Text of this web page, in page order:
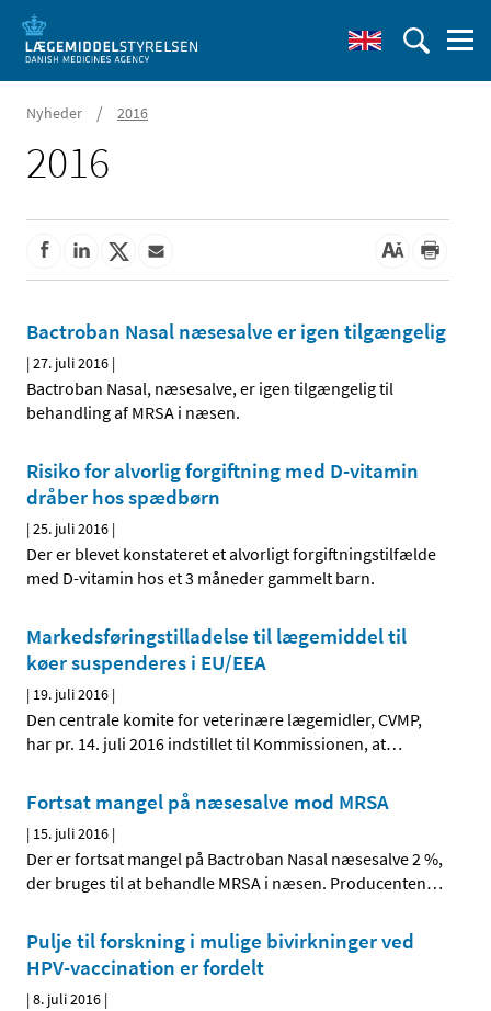
Nyheder / 2016
2016
Bactroban Nasal næsesalve er igen tilgængelig
|27. juli 2016 |
Bactroban Nasal, næsesalve, er igen tilgængelig til
behandling af MRSA i næsen.
Risiko for alvorlig forgiftning med D-vitamin
dråber hos spædbørn
|25. juli 2016 |
Der er blevet konstateret et alvorligt forgiftningstilfælde
med D-vitamin hos et 3 måneder gammelt barn.
Markedsføringstilladelse til lægemiddel til
køer suspenderes i EU/EEA
| 19. juli 2016 |
Den centrale komite for veterinære lægemidler, CVMP,
har pr. 14. juli 2016 indstillet til Kommissionen, at…
Fortsat mangel på næsesalve mod MRSA
| 15. juli 2016 |
Der er fortsat mangel på Bactroban Nasal næsesalve 2 %,
der bruges til at behandle MRSA i næsen. Producenten…
Pulje til forskning i mulige bivirkninger ved
HPV-vaccination er fordelt
|8. juli 2016 |